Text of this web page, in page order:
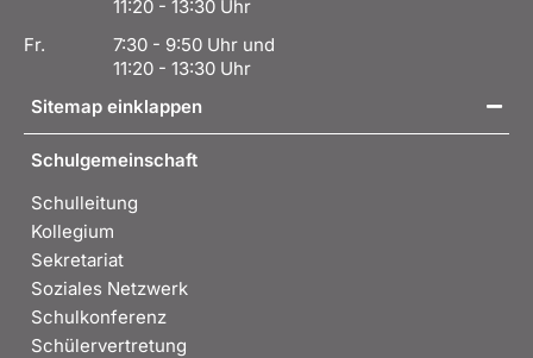
11:20 - 13:30 Uhr
Fr.
7:30 - 9:50 Uhr und
11:20 - 13:30 Uhr
Sitemap einklappen
Schulgemeinschaft
Schulleitung
Kollegium
Sekretariat
Soziales Netzwerk
Schulkonferenz
Schülervertretung